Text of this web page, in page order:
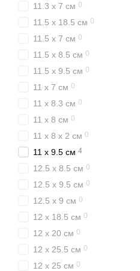
11.3 x 7 см 0
11.5 x 18.5 см 0
11.5 x 7 см 0
11.5 x 8.5 см 0
11.5 x 9.5 см 0
11 x 7 см 0
11 x 8.3 см 0
11 x 8 см 0
11 x 8 x 2 см 0
11 x 9.5 см 4
12.5 x 8.5 см 0
12.5 x 9.5 см 0
12.5 x 9 см 0
12 x 18.5 см 0
12 x 20 см 0
12 x 25.5 см 0
12 x 25 см 0